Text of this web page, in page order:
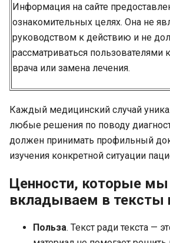
Информация на сайте
ознакомительных целях. Она не
руководством к действию и не
рассматриваться пользователями
врача или замена лечения.
Каждый медицинский случай
любые решения по поводу
должен принимать профильный
изучения конкретной ситуации
Ценности, которые мы
вкладываем в тексты
Польза. Текст ради текста —